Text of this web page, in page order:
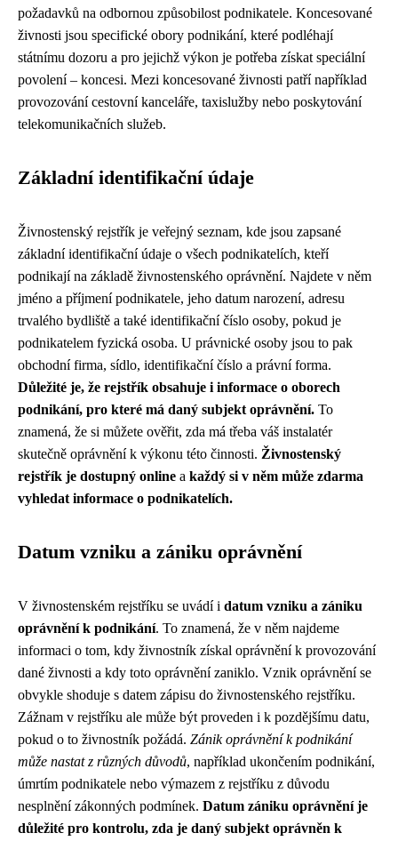
požadavků na odbornou způsobilost podnikatele. Koncesované
živnosti jsou specifické obory podnikání, které podléhají
státnímu dozoru a pro jejichž výkon je potřeba získat speciální
povolení – koncesi. Mezi koncesované živnosti patří například
provozování cestovní kanceláře, taxislužby nebo poskytování
telekomunikačních služeb.
Základní identifikační údaje
Živnostenský rejstřík je veřejný seznam, kde jsou zapsané
základní identifikační údaje o všech podnikatelích, kteří
podnikají na základě živnostenského oprávnění. Najdete v něm
jméno a příjmení podnikatele, jeho datum narození, adresu
trvalého bydliště a také identifikační číslo osoby, pokud je
podnikatelem fyzická osoba. U právnické osoby jsou to pak
obchodní firma, sídlo, identifikační číslo a právní forma.
Důležité je, že rejstřík obsahuje i informace o oborech
podnikání, pro které má daný subjekt oprávnění. To
znamená, že si můžete ověřit, zda má třeba váš instalatér
skutečně oprávnění k výkonu této činnosti. Živnostenský
rejstřík je dostupný online a každý si v něm může zdarma
vyhledat informace o podnikatelích.
Datum vzniku a zániku oprávnění
V živnostenském rejstříku se uvádí i datum vzniku a zániku
oprávnění k podnikání. To znamená, že v něm najdeme
informaci o tom, kdy živnostník získal oprávnění k provozování
dané živnosti a kdy toto oprávnění zaniklo. Vznik oprávnění se
obvykle shoduje s datem zápisu do živnostenského rejstříku.
Zážnam v rejstříku ale může být proveden i k pozdějšímu datu,
pokud o to živnostník požádá. Zánik oprávnění k podnikání
může nastat z různých důvodů, například ukončením podnikání,
úmrtím podnikatele nebo výmazem z rejstříku z důvodu
nesplnění zákonných podmínek. Datum zániku oprávnění je
důležité pro kontrolu, zda je daný subjekt oprávněn k